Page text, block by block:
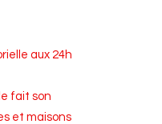
aux 24h
fait son
et maisons